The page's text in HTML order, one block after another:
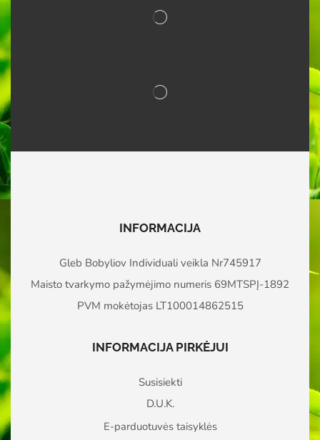
INFORMACIJA
Gleb Bobyliov Individuali veikla Nr745917
Maisto tvarkymo pažymėjimo numeris 69MTSPĮ-1892
PVM mokėtojas LT100014862515
INFORMACIJA PIRKĖJUI
Susisiekti
D.U.K.
E-parduotuvės taisyklės